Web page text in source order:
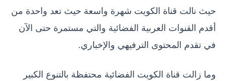
حيث نالت قناة الكويت شهرة واسعة حيث تعد واحدة من
أقدم القنوات العربية الفضائية والتي مستمرة حتى الآن
في تقدم المحتوى الترفيهي والإخباري.
وما زالت قناة الكويت الفضائية محتفظة بالتنوع الكبير